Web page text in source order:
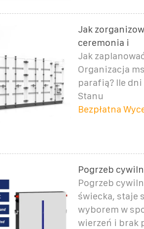
Jak
ceremonia i
Jak
Organizacja
parafią? Ile
Stanu
Bezpłatna
Pogrzeb
Pogrzeb
świecka, staje
wyborem w
wierzeń i brak